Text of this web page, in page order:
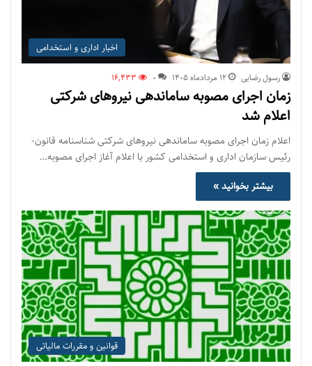
اخبار اداری و استخدامی
رسول رضایی ۱۲ مرداد‌ماه ۱۴۰۵ 0
16,433
زمان اجرای مصوبه ساماندهی نیروهای شرکتی
اعلام شد
اعلام زمان اجرای مصوبه ساماندهی نیروهای شرکتی شناسنامه قانون-
رئیس سازمان اداری و استخدامی کشور با اعلام آغاز اجرای مصوبه…
بیشتر بخوانید »
قوانین و مقررات مالیاتی